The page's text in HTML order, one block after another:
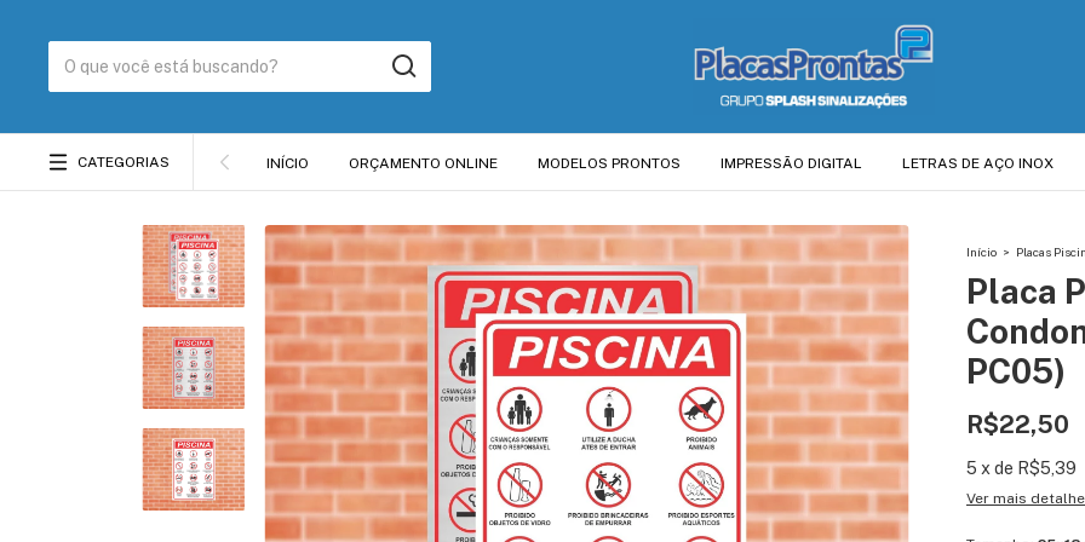
CATEGORIAS INÍCIO ORÇAMENTO ONLINE MODELOS PRONTOS IMPRESSÃO DIGITAL LETRAS DE AÇO INOX
Início > Placas
Placa
PC05)
R$22,50
5 x de R$5,39
Ver mais